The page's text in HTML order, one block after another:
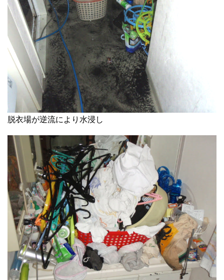
脱衣場が逆流により水浸し